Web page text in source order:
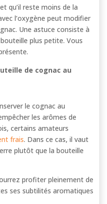
qu’il reste moins de la
l’oxygène peut modifier
Une astuce consiste à
plus petite. Vous
de cognac au
le cognac au
les arômes de
certains amateurs
frais. Dans ce cas, il vaut
plutôt que la bouteille
profiter pleinement de
ses subtilités aromatiques